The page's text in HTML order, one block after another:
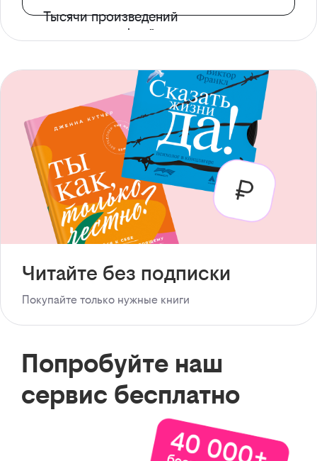
Тысячи произведений
с доступом офлайн
Читайте без подписки
Покупайте только нужные книги
Попробуйте наш
сервис бесплатно